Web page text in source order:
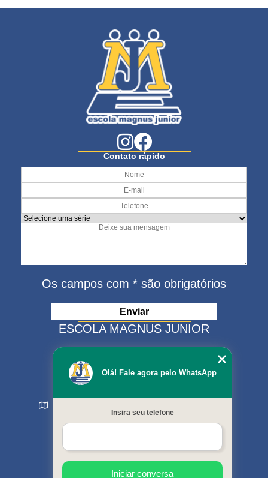
Contato rápido
Os campos com * são obrigatórios
ESCOLA MAGNUS JUNIOR
(15) 3321-4401
(15) 99630-9333
matriculas@escolamagnus.com.br
Sorocaba - SP - CEP: 18044-130
MENU
Cursos oferecidos
Olá! Fale agora pelo WhatsApp
Insira seu telefone
Iniciar conversa